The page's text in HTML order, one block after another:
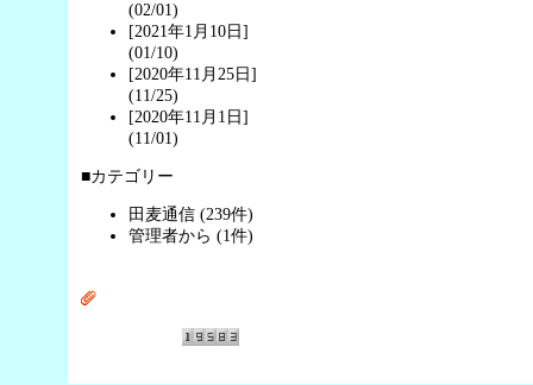
(02/01)
[2021年1月10日]
(01/10)
[2020年11月25日]
(11/25)
[2020年11月1日]
(11/01)
■カテゴリー
田麦通信 (239件)
管理者から (1件)